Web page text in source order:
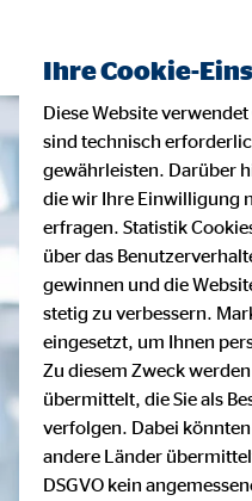
Ihre Cookie-
Diese Website
sind technisch
gewährleisten. Darüber
die wir Ihre Einwilligung
erfragen. Statistik
über das
gewinnen und die
stetig zu verbessern.
eingesetzt, um Ihnen
Zu diesem Zweck
übermittelt, die Sie als
verfolgen. Dabei
andere Länder
DSGVO kein